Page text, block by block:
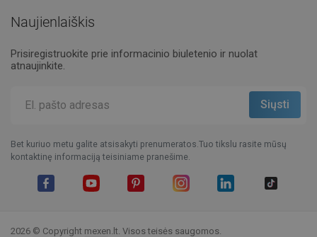
Naujienlaiškis
Prisiregistruokite prie informacinio biuletenio ir nuolat
atnaujinkite.
Bet kuriuo metu galite atsisakyti prenumeratos.Tuo tikslu rasite mūsų
kontaktinę informaciją teisiniame pranešime.
2026 © Copyright mexen.lt. Visos teisės saugomos.